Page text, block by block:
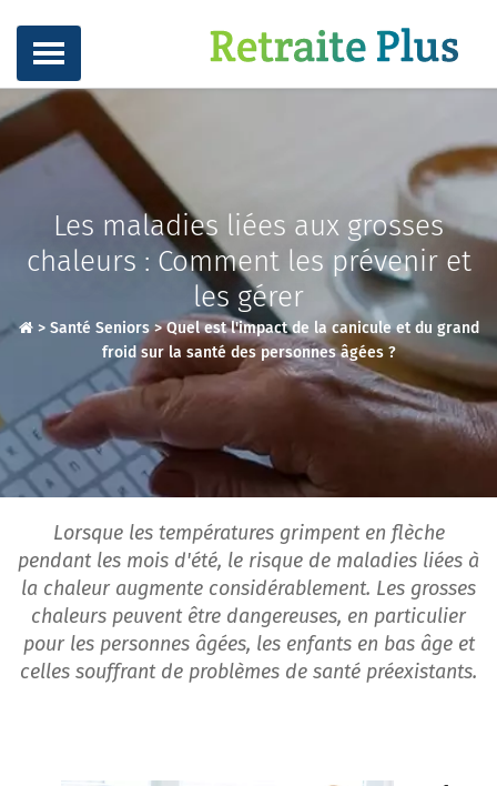
Les maladies liées aux grosses
chaleurs : Comment les prévenir et
les gérer
> Santé Seniors>Quel est l'impact de la canicule et du grand
froid sur la santé des personnes âgées ?
Lorsque les températures grimpent en flèche
pendant les mois d'été, le risque de maladies liées à
la chaleur augmente considérablement. Les grosses
chaleurs peuvent être dangereuses, en particulier
pour les personnes âgées, les enfants en bas âge et
celles souffrant de problèmes de santé préexistants.